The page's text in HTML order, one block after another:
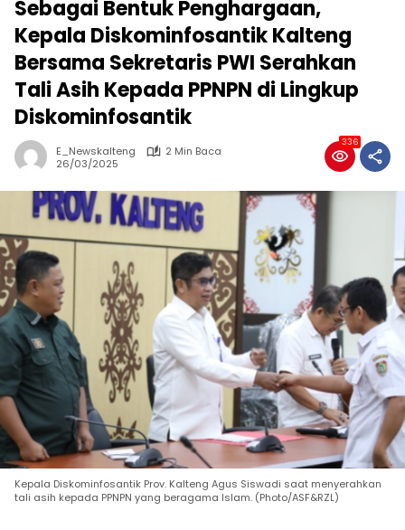
Sebagai Bentuk Penghargaan,
Kepala Diskominfosantik Kalteng
Bersama Sekretaris PWI Serahkan
Tali Asih Kepada PPNPN di Lingkup
Diskominfosantik
E_Newskalteng
2 Min Baca
26/03/2025
336
Kepala Diskominfosantik Prov. Kalteng Agus Siswadi saat menyerahkan
tali asih kepada PPNPN yang beragama Islam. (Photo/ASF&RZL)